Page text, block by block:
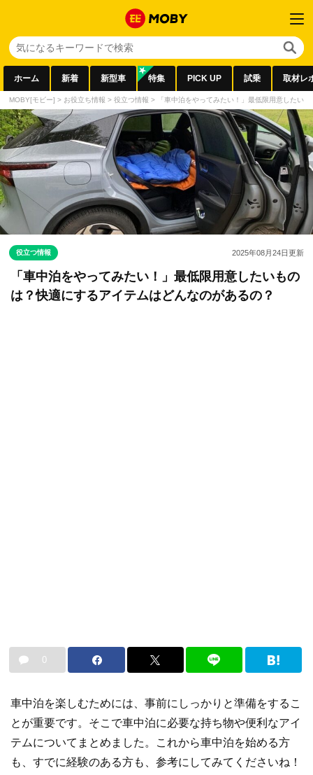
ホーム 新着 新型車 特集 PICK UP 試乗 取材レ
MOBY[モビー] > お役立ち情報 > 役立つ情報 > 「車中泊をやってみたい！」最低限用意したい
役立つ情報 2025年08月24日更新
「車中泊をやってみたい！」最低限用意したいもの
は？快適にするアイテムはどんなのがあるの？
0
車中泊を楽しむためには、事前にしっかりと準備をするこ
とが重要です。そこで車中泊に必要な持ち物や便利なアイ
テムについてまとめました。これから車中泊を始める方
も、すでに経験のある方も、参考にしてみてくださいね！